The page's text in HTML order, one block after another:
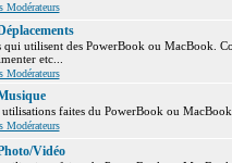
Modérateurs
qui utilisent des PowerBook ou MacBook.
etc...
Modérateurs
faites du PowerBook ou
Modérateurs
Vidéo